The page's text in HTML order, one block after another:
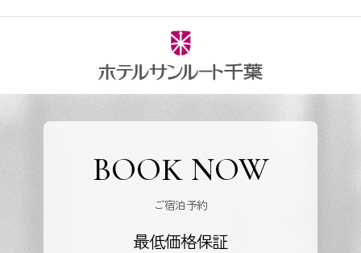
BOOK NOW
ご宿泊予約
最低価格保証